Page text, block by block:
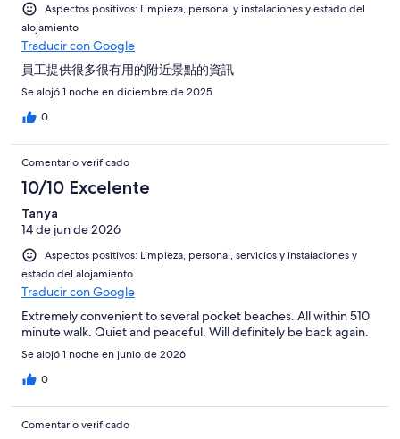
Aspectos positivos: Limpieza, personal y instalaciones y estado del
alojamiento
Traducir con Google
員工提供很多很有用的附近景點的資訊
Se alojó 1 noche en diciembre de 2025
0
Comentario verificado
10/10 Excelente
Tanya
14 de jun de 2026
Aspectos positivos: Limpieza, personal, servicios y instalaciones y
estado del alojamiento
Traducir con Google
Extremely convenient to several pocket beaches. All within 510
minute walk. Quiet and peaceful. Will definitely be back again.
Se alojó 1 noche en junio de 2026
0
Comentario verificado